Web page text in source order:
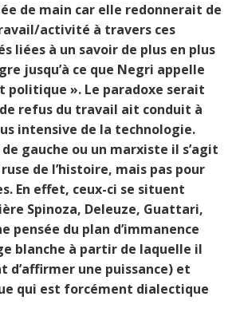
de main car elle redonnerait de
activité à travers ces
liées à un savoir de plus en plus
jusqu’à ce que Negri appelle
politique ». Le paradoxe serait
refus du travail ait conduit à
intensive de la technologie.
gauche ou un marxiste il s’agit
de l’histoire, mais pas pour
En effet, ceux-ci se situent
Spinoza, Deleuze, Guattari,
pensée du plan d’immanence
blanche à partir de laquelle il
d’affirmer une puissance) et
qui est forcément dialectique